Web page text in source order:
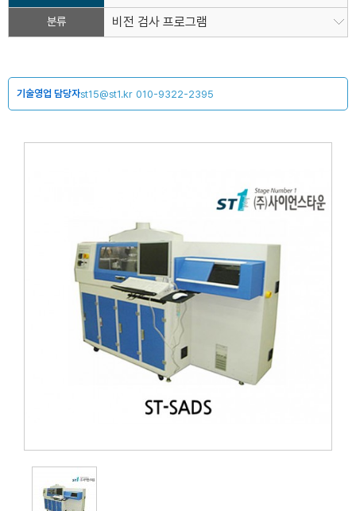
분류 비전 검사 프로그램
기술영업 담당자st15@st1.kr 010-9322-2395